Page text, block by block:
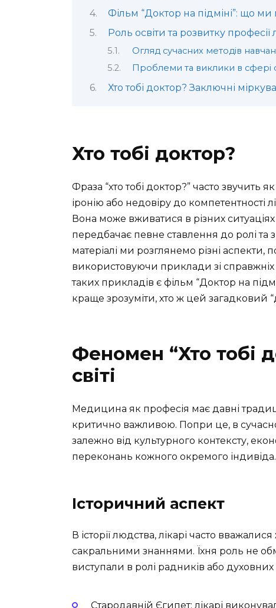
Фільм “Доктор на підміні”: що
Роль освіти та розвитку професії
Огляд сучасних методів
Проблеми та виклики в сфері
Хто тобі доктор? Заключні
Хто тобі доктор?
Фраза “хто тобі доктор?” часто
іронію або недовіру до компетентності
Вона може вживатися в різних
передбачає певне ставлення до ролі
матеріалі ми розглянемо різні аспекти,
використовуючи приклади зі
таких прикладів є фільм “Доктор на
краще зрозуміти, хто ж цей загадковий
Феномен “Хто тобі
світі
Медицина як професія має давні
критично важливою. Попри це, в
залежно від культурного контексту,
переконань кожного окремого індивіда.
Історичний аспект
В історії людства, лікарі часто
сакральними знаннями. Їхня роль не
виступали в ролі радників або духовних
Стародавній Єгипет: лікарі